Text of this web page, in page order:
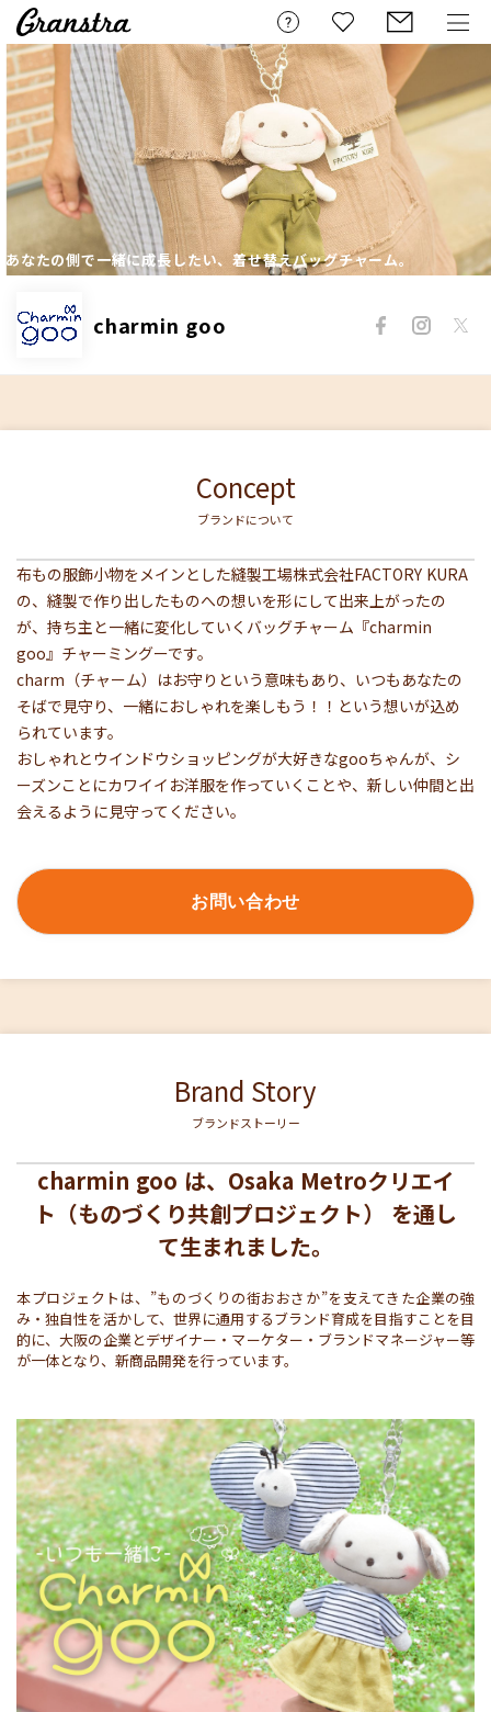
あなたの側で一緒に成長したい、着せ替えバッグチャーム。
charmin goo
Concept
ブランドについて
布もの服飾小物をメインとした縫製工場株式会社FACTORY KURA
の、縫製で作り出したものへの想いを形にして出来上がったの
が、持ち主と一緒に変化していくバッグチャーム『charmin
goo』チャーミングーです。
charm（チャーム）はお守りという意味もあり、いつもあなたの
そばで見守り、一緒におしゃれを楽しもう！！という想いが込め
られています。
おしゃれとウインドウショッピングが大好きなgooちゃんが、シ
ーズンことにカワイイお洋服を作っていくことや、新しい仲間と出
お問い合わせ
Brand Story
ブランドストーリー
charmin goo は、Osaka Metroクリエイ
ト（ものづくり共創プロジェクト） を通し
て生まれました。
本プロジェクトは、”ものづくりの街おおさか”を支えてきた企業の強
み・独自性を活かして、世界に通用するブランド育成を目指すことを目
的に、大阪の企業とデザイナー・マーケター・ブランドマネージャー等
が一体となり、新商品開発を行っています。